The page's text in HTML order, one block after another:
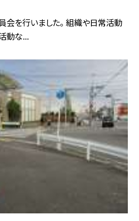
会を行いました。 組織や日常活動
動な...